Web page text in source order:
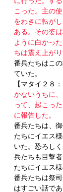
こった。主の
をわきに転が
ある。その姿
ように白かっ
ちは震え上が
番兵たちはこ
ていた。
【マタイ２８：
かないうちに
って、起こっ
に報告した。
番兵たちは、
たちにイエス
いた。恐ろし
兵たちも目撃
たちにイエス
番兵たちは祭
はすごい話であ